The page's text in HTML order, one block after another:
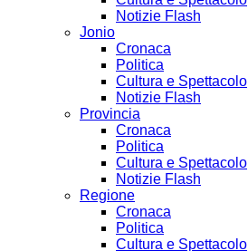
Notizie Flash
Jonio
Cronaca
Politica
Cultura e Spettacolo
Notizie Flash
Provincia
Cronaca
Politica
Cultura e Spettacolo
Notizie Flash
Regione
Cronaca
Politica
Cultura e Spettacolo